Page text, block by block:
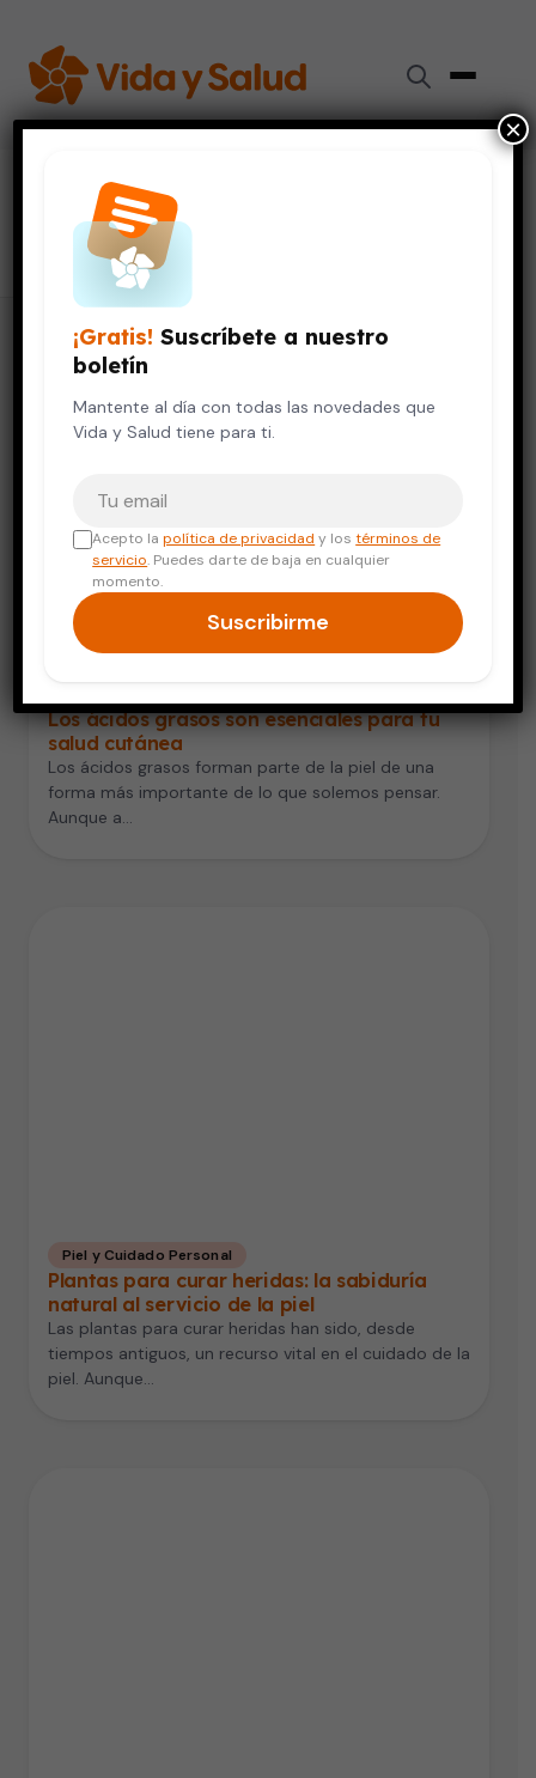
cuidados de la piel
16 artículos
Los ácidos grasos son esenciales para tu
salud cutánea
Los ácidos grasos forman parte de la piel de una
forma más importante de lo que solemos pensar.
Aunque a…
Piel y Cuidado Personal
Plantas para curar heridas: la sabiduría
natural al servicio de la piel
Las plantas para curar heridas han sido, desde
tiempos antiguos, un recurso vital en el cuidado de la
piel. Aunque…
¡Gratis! Suscríbete a nuestro
boletín
Mantente al día con todas las novedades que
Vida y Salud tiene para ti.
Acepto lapolítica de privacidad y lostérminos de
servicio. Puedes darte de baja en cualquier
momento.
Suscribirme
×